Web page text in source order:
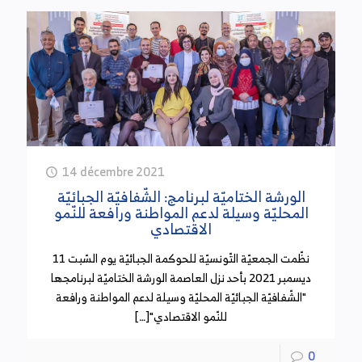
(20 سبتمبر 2024)
سجل مردود الضريبة على الشركات غير البترولية تطورا
بنسبة 30,2 بالمائة أي ما قيمته 478 مليون دينار إلى
موفى شهر أوت من سنة 2023 المنقضية.
كما سجل مردود الضريبة على الشركات البترولية زيادة
بنسبة 26,7 بالمائة أي ما قيمته 126 مليون دينار إلى
غاية شهر أوت 2023 وذلك في علاقة بتحسن استخلاص
الديون المثقلة.
هل يتم تغيير العملة للتصدي لظاهرة التهرب الجبائي؟
(18 سبتمبر 2024)
تم خلال الاجتماع الأخير للمجلس الوطني للجباية التداول
في اقتراح تغيير العملة وذلك للتصدي لظاهرة التهرب
الجبائي والحد من استفحال وتفشي الاقتصاد
14 décembre 2021
الورشة الختاميّة لبرنامج: الشّفافيّة الجبائيّة
المحليّة وسيلة لدعم المواطنة ورافعة للنّمو
الاقتصادي
نظّمت الجمعيّة التّونسيّة للحوكمة الجبائيّة يوم السّبت 11
ديسمبر 2021 بأحد نزل العاصمة الورشة الختاميّة لبرنامجها
"الشّفافيّة الجبائيّة المحليّة وسيلة لدعم المواطنة ورافعة
للنّمو الاقتصادي"[…]
0